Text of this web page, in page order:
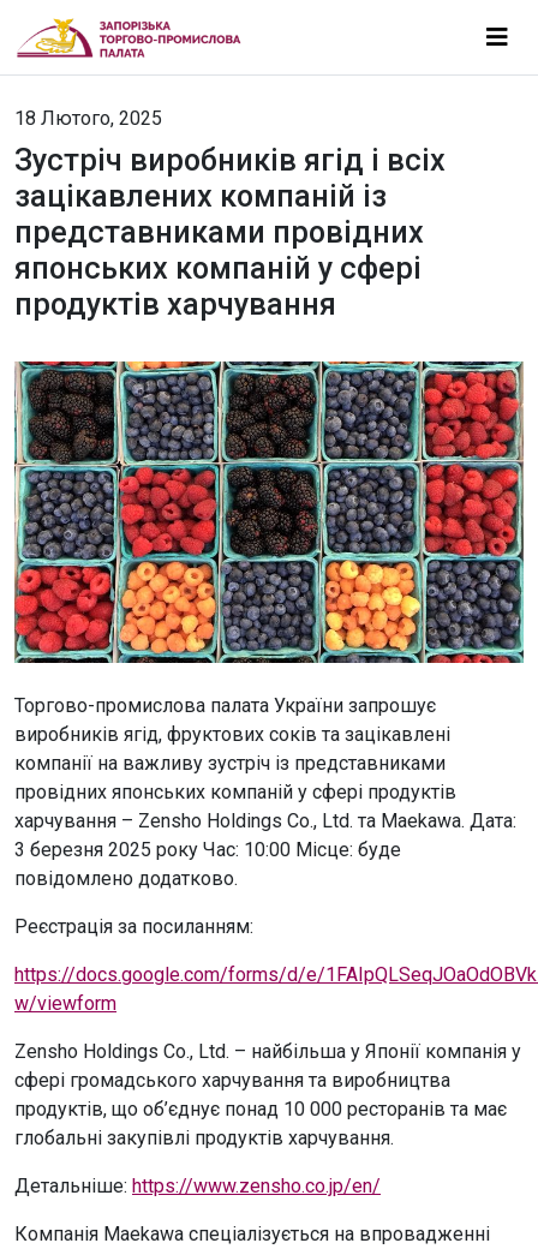
18 Лютого, 2025
Зустріч виробників ягід і всіх
зацікавлених компаній із
представниками провідних
японських компаній у сфері
продуктів харчування
Торгово-промислова палата України запрошує
виробників ягід, фруктових соків та зацікавлені
компанії на важливу зустріч із представниками
провідних японських компаній у сфері продуктів
харчування – Zensho Holdings Co., Ltd. та Maekawa. Дата:
3 березня 2025 року Час: 10:00 Місце: буде
повідомлено додатково.
Реєстрація за посиланням:
https://docs.google.com/forms/d/e/
w/viewform
Zensho Holdings Co., Ltd. – найбільша у Японії компанія у
сфері громадського харчування та виробництва
продуктів, що об’єднує понад 10 000 ресторанів та має
глобальні закупівлі продуктів харчування.
Детальніше: https://www.zensho.co.jp/en/
Компанія Maekawa спеціалізується на впровадженні